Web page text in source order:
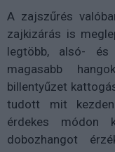
A zajszűrés
zajkizárás is
legtöbb, alsó- és
magasabb
billentyűzet
tudott mit
érdekes módon
dobozhangot